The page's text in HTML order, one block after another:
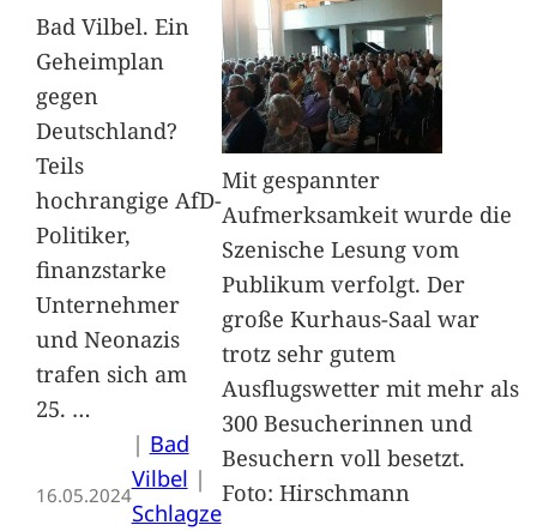
Bad Vilbel. Ein
Geheimplan
gegen
Deutschland?
Teils
hochrangige AfD-
Politiker,
finanzstarke
Unternehmer
und Neonazis
trafen sich am
25. …
16.05.2024
| Bad
Vilbel
Schlagze
Mit gespannter
Aufmerksamkeit wurde die
Szenische Lesung vom
Publikum verfolgt. Der
große Kurhaus-Saal war
trotz sehr gutem
Ausflugswetter mit mehr als
300 Besucherinnen und
Besuchern voll besetzt.
Foto: Hirschmann